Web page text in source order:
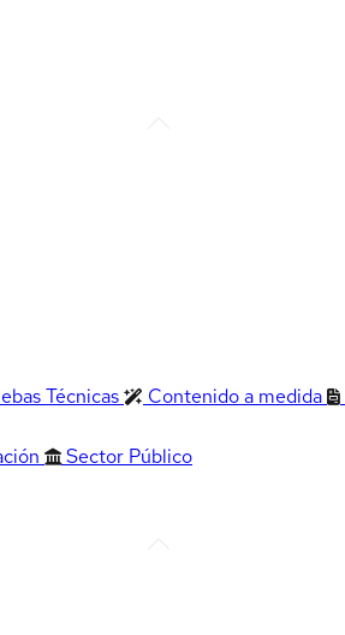
Técnicas Contenido a medida
Sector Público